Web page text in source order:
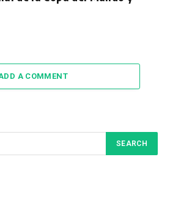
A COMMENT